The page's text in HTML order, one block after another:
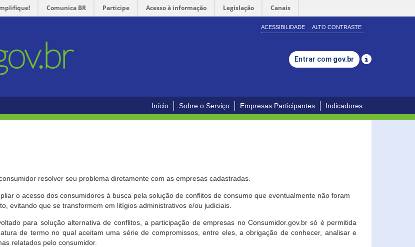
Comunica BR Participe Acesso à informação Legislação Canais
ACESSIBILIDADE ALTO CONTRASTE
Entrar com gov.br
Início Sobre o Serviço Empresas Participantes Indicadores
resolver seu problema diretamente com as empresas cadastradas.
o acesso dos consumidores à busca pela solução de conflitos de consumo que eventualmente não foram
evitando que se transformem em litígios administrativos e/ou judiciais.
para solução alternativa de conflitos, a participação de empresas no Consumidor.gov.br só é permitida
de termo no qual aceitam uma série de compromissos, entre eles, a obrigação de conhecer, analisar e
relatados pelo consumidor.